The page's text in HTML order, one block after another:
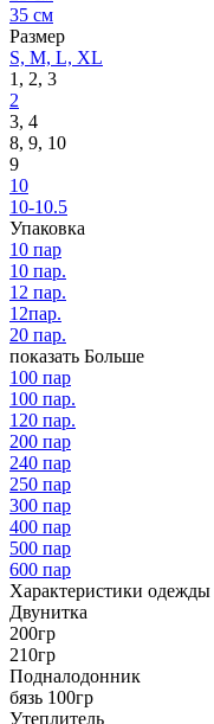
35 см
Размер
S, M, L, XL
1, 2, 3
2
3, 4
8, 9, 10
9
10
10-10.5
Упаковка
10 пар
10 пар.
12 пар.
12пар.
20 пар.
показать Больше
100 пар
100 пар.
120 пар.
200 пар
240 пар
250 пар
300 пар
400 пар
500 пар
600 пар
Характеристики одежды
Двунитка
200гр
210гр
Подналодонник
бязь 100гр
Утеплитель